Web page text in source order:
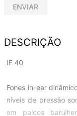
ENVIAR
DESCRIÇÃO
IE 40
Fones in-ear
níveis de pressão
em palcos